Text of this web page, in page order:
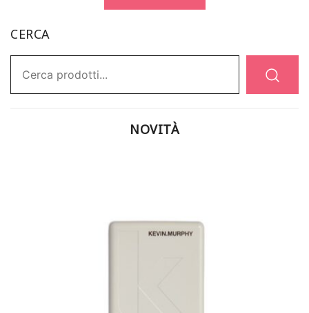
CERCA
NOVITÀ